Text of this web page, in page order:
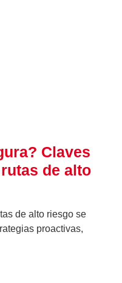
Claves
de alto
de alto riesgo se
proactivas,